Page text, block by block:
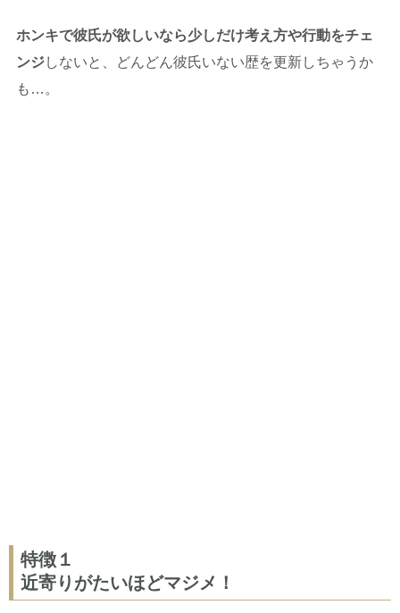
ホンキで彼氏が欲しいなら少しだけ考え方や行動をチェ
ンジしないと、どんどん彼氏いない歴を更新しちゃうか
も…。
特徴１
近寄りがたいほどマジメ！